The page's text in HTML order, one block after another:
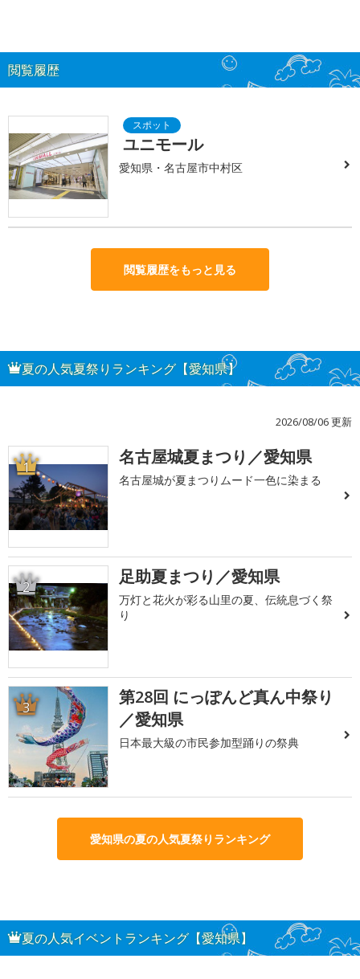
閲覧履歴
ユニモール
愛知県・名古屋市中村区
閲覧履歴をもっと見る
夏の人気夏祭りランキング【愛知県】
2026/08/06 更新
1 名古屋城夏まつり／愛知県
名古屋城が夏まつりムード一色に染まる
2 足助夏まつり／愛知県
万灯と花火が彩る山里の夏、伝統息づく祭
り
3
第28回 にっぽんど真ん中祭り
／愛知県
日本最大級の市民参加型踊りの祭典
愛知県の夏の人気夏祭りランキング
夏の人気イベントランキング【愛知県】